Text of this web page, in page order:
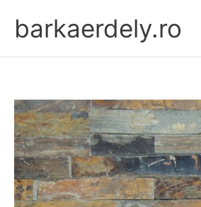
content
barkaerdely.ro